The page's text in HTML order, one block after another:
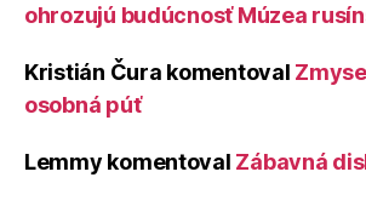
ohrozujú budúcnosť Múzea
Kristián Čura komentoval
osobná púť
Lemmy komentoval Zábavná